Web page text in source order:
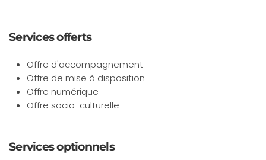
Services offerts
Offre d'accompagnement
Offre de mise à disposition
Offre numérique
Offre socio-culturelle
Services optionnels